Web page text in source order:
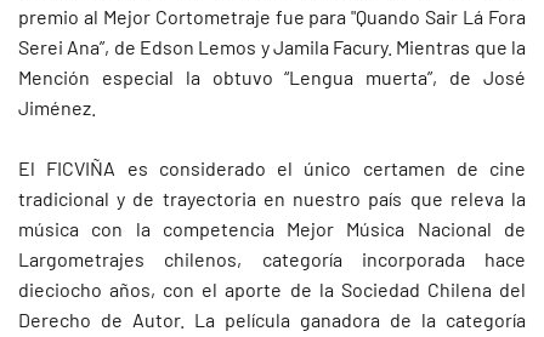
premio al Mejor Cortometraje fue para "Quando Sair Lá Fora
Serei Ana”, de Edson Lemos y Jamila Facury. Mientras que la
Mención especial la obtuvo “Lengua muerta”, de José
Jiménez.
El FICVIÑA es considerado el único certamen de cine
tradicional y de trayectoria en nuestro país que releva la
música con la competencia Mejor Música Nacional de
Largometrajes chilenos, categoría incorporada hace
dieciocho años, con el aporte de la Sociedad Chilena del
Derecho de Autor. La película ganadora de la categoría